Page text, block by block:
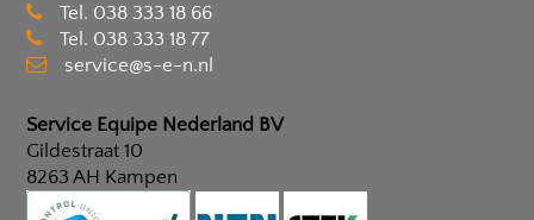
Tel. 038 333 18 66
Tel. 038 333 18 77
service@s-e-n.nl
Service Equipe Nederland BV
Gildestraat 10
8263 AH Kampen